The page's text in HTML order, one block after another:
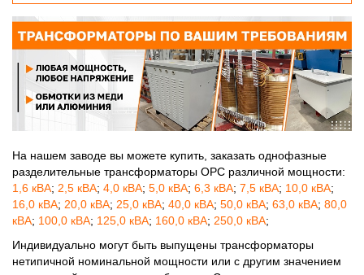
На нашем заводе вы можете купить, заказать однофазные
разделительные трансформаторы ОРС различной мощности:
1,6 кВА; 2,5 кВА; 4,0 кВА; 5,0 кВА; 6,3 кВА; 7,5 кВА; 10,0 кВА;
16,0 кВА; 20,0 кВА; 25,0 кВА; 40,0 кВА; 50,0 кВА; 63,0 кВА; 80,0
кВА; 100,0 кВА; 125,0 кВА; 160,0 кВА; 250,0 кВА;
Индивидуально могут быть выпущены трансформаторы
нетипичной номинальной мощности или с другим значением